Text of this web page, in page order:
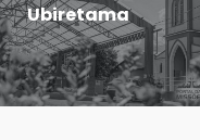
Ubiretama